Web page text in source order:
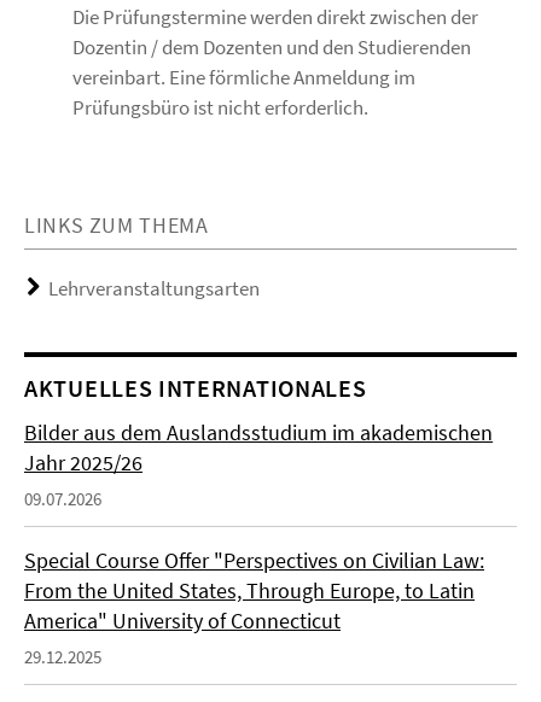
Die Prüfungstermine werden direkt zwischen der
Dozentin / dem Dozenten und den Studierenden
vereinbart. Eine förmliche Anmeldung im
Prüfungsbüro ist nicht erforderlich.
LINKS ZUM THEMA
Lehrveranstaltungsarten
AKTUELLES INTERNATIONALES
Bilder aus dem Auslandsstudium im akademischen
Jahr 2025/26
09.07.2026
Special Course Offer "Perspectives on Civilian Law:
From the United States, Through Europe, to Latin
America" University of Connecticut
29.12.2025